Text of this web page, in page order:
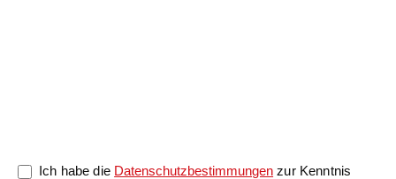
Ich habe die Datenschutzbestimmungen zur Kenntnis